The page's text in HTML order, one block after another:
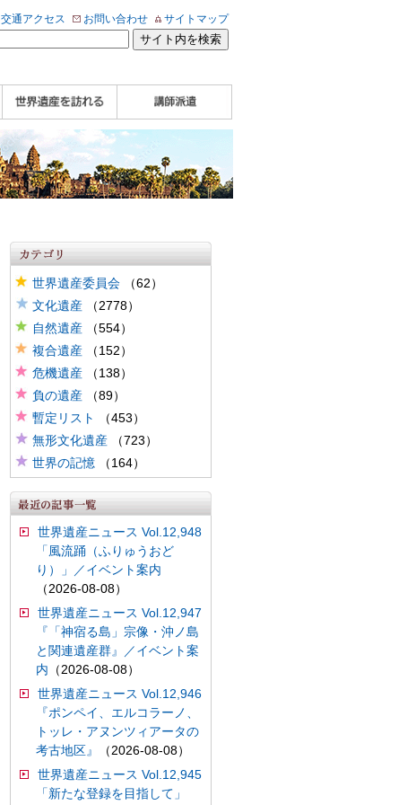
交通アクセス お問い合わせ サイトマップ
WHA認定講師について
WHA認定講師 紹介
動画
WHA認定講師 紹介
記事（会報誌）
自治体・民間団体関
係者の方へ
企業関係者の方へ
学校・教育関係者の
方へ
世界遺産委員会（62）
文化遺産（2778）
自然遺産（554）
複合遺産（152）
危機遺産（138）
負の遺産（89）
暫定リスト
（453）
無形文化遺産（723）
世界の記憶（164）
世界遺産ニュース Vol.12,948
「風流踊（ふりゅうおど
り）」／イベント案内
（2026-08-08）
世界遺産ニュース Vol.12,947
『「神宿る島」宗像・沖ノ島
と関連遺産群』／イベント案
内 （2026-08-08）
世界遺産ニュース Vol.12,946
『ポンペイ、エルコラーノ、
トッレ・アヌンツィアータの
考古地区』
（2026-08-08）
世界遺産ニュース Vol.12,945
「新たな登録を目指して」